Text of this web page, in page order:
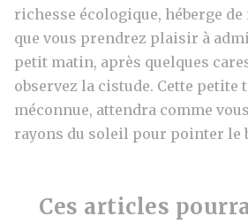
richesse écologique, héberge
que vous prendrez plaisir à
petit matin, après quelques
observez la cistude. Cette petite
méconnue, attendra comme
rayons du soleil pour pointer le
Ces articles